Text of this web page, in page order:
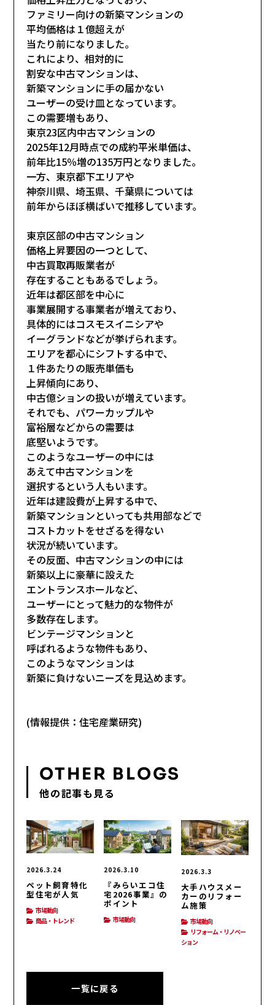
ファミリー向けの新築マンションの
平均価格は１億超えが
当たり前になりました。
これにより、相対的に
割安な中古マンションは、
新築マンションに手の届かない
ユーザーの受け皿となっています。
この需要増もあり、
東京23区内中古マンションの
2025年12月時点での成約平米単価は、
前年比15％増の135万円となりました。
一方、東京都下エリアや
神奈川県、埼玉県、千葉県については
前年からほぼ横ばいで推移しています。
東京区部の中古マンション
価格上昇要因の一つとして、
中古買取再販業者が
存在することもあるでしょう。
近年は都区部を中心に
事業展開する事業者が増えており、
具体的にはコスモスイニシアや
イーグランドなどが挙げられます。
エリアを都心にシフトする中で、
１件あたりの販売単価も
上昇傾向にあり、
中古億ションの扱いが増えています。
それでも、パワーカップルや
富裕層などからの需要は
底堅いようです。
このようなユーザーの中には
あえて中古マンションを
選択するという人もいます。
近年は建設費が上昇する中で、
新築マンションといっても共用部などで
コストカットをせざるを得ない
状況が続いています。
その反面、中古マンションの中には
新築以上に豪華に設えた
エントランスホールなど、
ユーザーにとって魅力的な物件が
多数存在します。
ビンテージマンションと
呼ばれるような物件もあり、
このようなマンションは
新築に負けないニーズを見込めます。
(情報提供：住宅産業研究)
OTHER BLOGS
他の記事も見る
2026.3.24
ペット飼育特化
型住宅が人気
市場動向
商品・トレンド
2026.3.10
『みらいエコ住
宅2026事業』の
ポイント
市場動向
2026.3.3
大手ハウスメー
カーのリフォー
ム施策
市場動向
リフォーム・リノベー
ション
一覧に戻る